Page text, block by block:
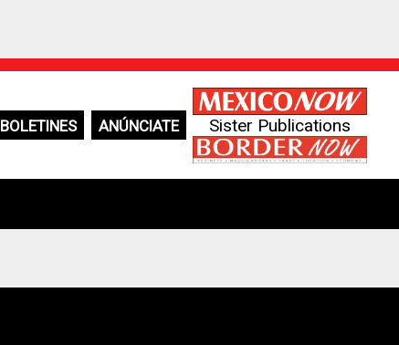
BOLETINES ANÚNCIATE Sister Publications